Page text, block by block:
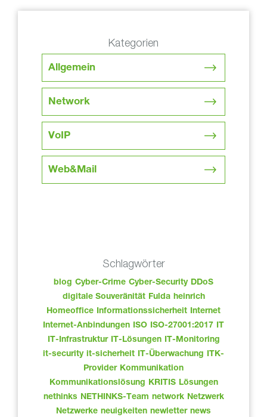
Kategorien
Allgemein
Network
VoIP
Web&Mail
Schlagwörter
blog Cyber-Crime Cyber-Security DDoS
digitale Souveränität Fulda heinrich
Homeoffice Informationssicherheit Internet
Internet-Anbindungen ISO ISO-27001:2017 IT
IT-Infrastruktur IT-Lösungen IT-Monitoring
it-security it-sicherheit IT-Überwachung
ITK-
Provider Kommunikation
Kommunikationslösung
KRITIS Lösungen
nethinks NETHINKS-Team network Netzwerk
Netzwerke neuigkeiten newletter news